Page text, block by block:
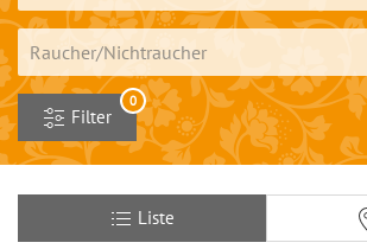
Raucher/Nichtraucher
Filter
0
Liste